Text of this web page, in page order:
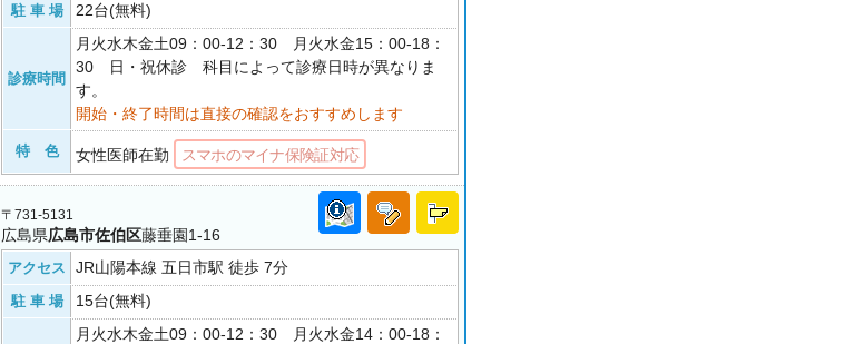
駐 車 場 22台(無料)
診療時間
月火水木金土09：00-12：30 月火水金15：00-18：
30 日・祝休診 科目によって診療日時が異なりま
す。
開始・終了時間は直接の確認をおすすめします
特 色 女性医師在勤 スマホのマイナ保険証対応
〒731-5131
広島県広島市佐伯区藤垂園1-16
アクセス JR山陽本線 五日市駅 徒歩 7分
駐 車 場 15台(無料)
月火水木金土09：00-12：30 月火水金14：00-18：